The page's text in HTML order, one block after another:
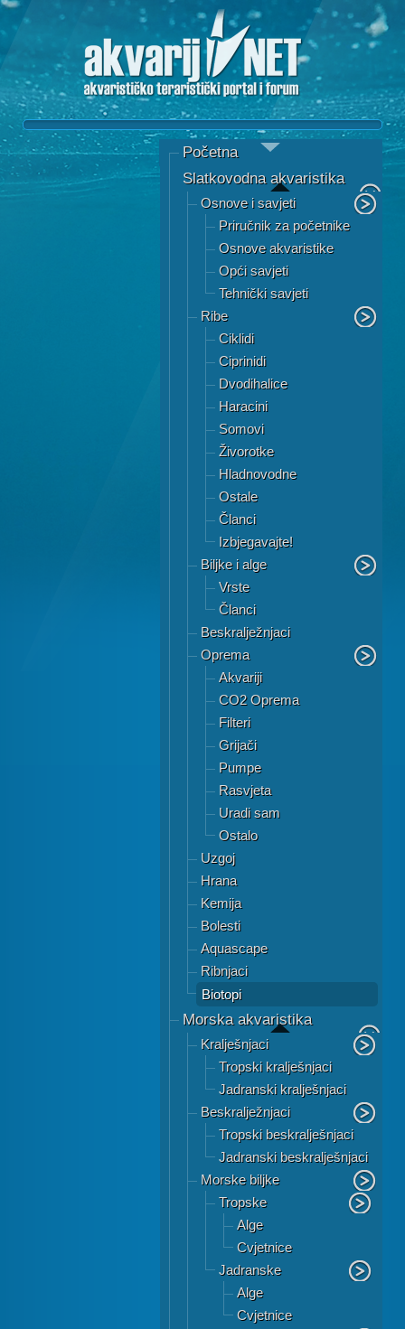
Početna
Slatkovodna akvaristika
Osnove i savjeti
Priručnik za početnike
Osnove akvaristike
Opći savjeti
Tehnički savjeti
Ribe
Ciklidi
Ciprinidi
Dvodihalice
Haracini
Somovi
Živorotke
Hladnovodne
Ostale
Članci
Izbjegavajte!
Biljke i alge
Vrste
Članci
Beskralježnjaci
Oprema
Akvariji
CO2 Oprema
Filteri
Grijači
Pumpe
Rasvjeta
Uradi sam
Ostalo
Uzgoj
Hrana
Kemija
Bolesti
Aquascape
Ribnjaci
Biotopi
Morska akvaristika
Kralješnjaci
Tropski kralješnjaci
Jadranski kralješnjaci
Beskralježnjaci
Tropski beskralješnjaci
Jadranski beskralješnjaci
Morske biljke
Tropske
Alge
Cvjetnice
Jadranske
Alge
Cvjetnice